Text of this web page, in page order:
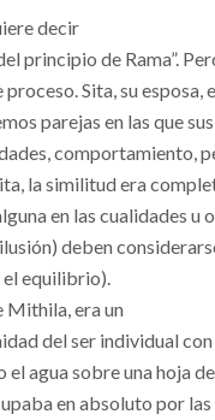
decir
principio de Rama”.
Sita, su esposa,
parejas en las que
comportamiento,
la similitud era
en las cualidades u
deben
equilibrio).
Mithila, era un
del ser individual con
agua sobre una hoja
en absoluto por las